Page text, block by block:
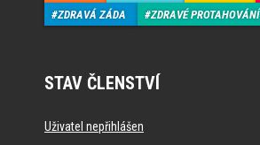
ZDRAVÁ ZÁDA
ZDRAVÉ PROTAHOVÁNÍ
STAV ČLENSTVÍ
Uživatel nepřihlášen